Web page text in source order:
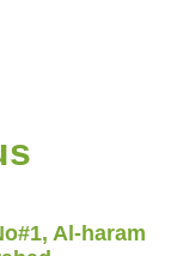
Al-haram